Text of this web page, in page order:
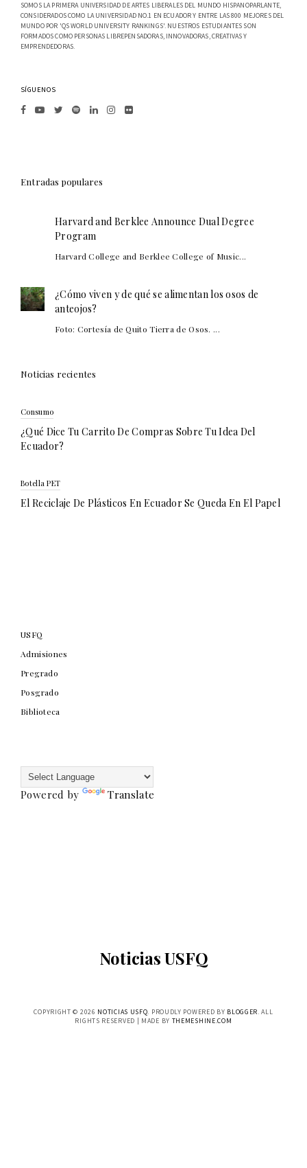
SOMOS LA PRIMERA UNIVERSIDAD DE ARTES LIBERALES DEL MUNDO HISPANOPARLANTE,
CONSIDERADOS COMO LA UNIVERSIDAD NO.1 EN ECUADOR Y ENTRE LAS 800 MEJORES DEL
MUNDO POR 'QS WORLD UNIVERSITY RANKINGS'. NUESTROS ESTUDIANTES SON
FORMADOS COMO PERSONAS LIBREPENSADORAS, INNOVADORAS, CREATIVAS Y
EMPRENDEDORAS.
SÍGUENOS
Entradas populares
Harvard and Berklee Announce Dual Degree
Program
Harvard College and Berklee College of Music...
¿Cómo viven y de qué se alimentan los osos de
anteojos?
Foto: Cortesía de Quito Tierra de Osos. ...
Noticias recientes
Consumo
¿Qué Dice Tu Carrito De Compras Sobre Tu Idea Del
Ecuador?
Botella PET
El Reciclaje De Plásticos En Ecuador Se Queda En El Papel
USFQ
Admisiones
Pregrado
Posgrado
Biblioteca
Powered by Translate
Noticias USFQ
COPYRIGHT © 2026 NOTICIAS USFQ. PROUDLY POWERED BY BLOGGER. ALL
RIGHTS RESERVED | MADE BY THEMESHINE.COM